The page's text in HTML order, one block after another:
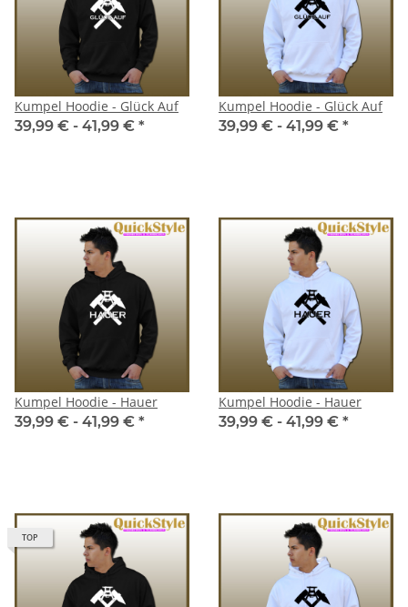
Kumpel Hoodie - Glück Auf
39,99 € - 41,99 € *
Kumpel Hoodie - Glück Auf
39,99 € - 41,99 € *
Kumpel Hoodie - Hauer
39,99 € - 41,99 € *
Kumpel Hoodie - Hauer
39,99 € - 41,99 € *
TOP